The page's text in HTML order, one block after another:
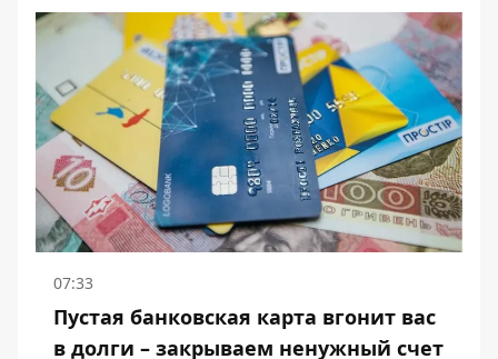
07:33
Пустая банковская карта вгонит вас
в долги – закрываем ненужный счет